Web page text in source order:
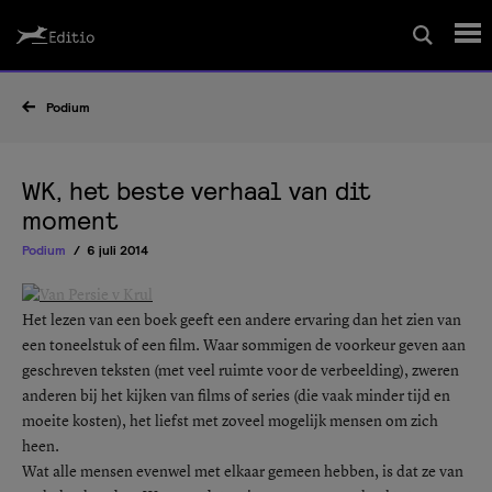
Magazine
Editio Producties
Podium
WK, het beste verhaal van dit
moment
Podium 6 juli 2014
Het lezen van een boek geeft een andere ervaring dan het zien van
een toneelstuk of een film. Waar sommigen de voorkeur geven aan
geschreven teksten (met veel ruimte voor de verbeelding), zweren
anderen bij het kijken van films of series (die vaak minder tijd en
moeite kosten), het liefst met zoveel mogelijk mensen om zich
heen.
Wat alle mensen evenwel met elkaar gemeen hebben, is dat ze van